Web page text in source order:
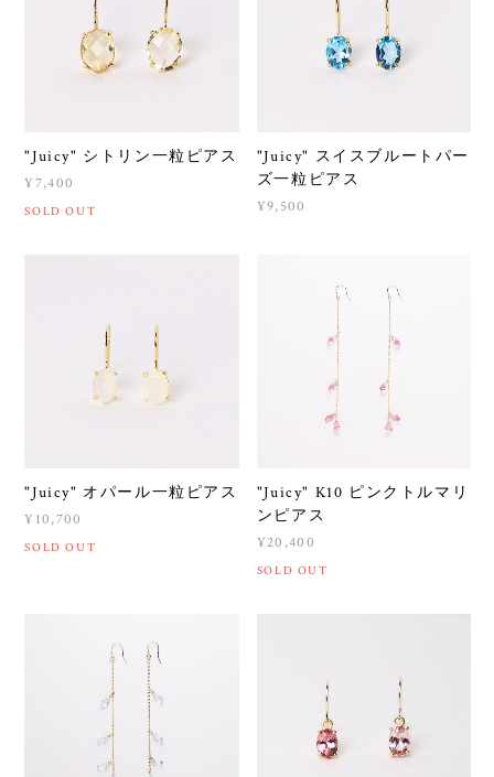
"Juicy" シトリン一粒ピアス
¥7,400
SOLD OUT
"Juicy" スイスブルートパー
ズ一粒ピアス
¥9,500
"Juicy" オパール一粒ピアス
¥10,700
SOLD OUT
"Juicy" K10 ピンクトルマリ
ンピアス
¥20,400
SOLD OUT